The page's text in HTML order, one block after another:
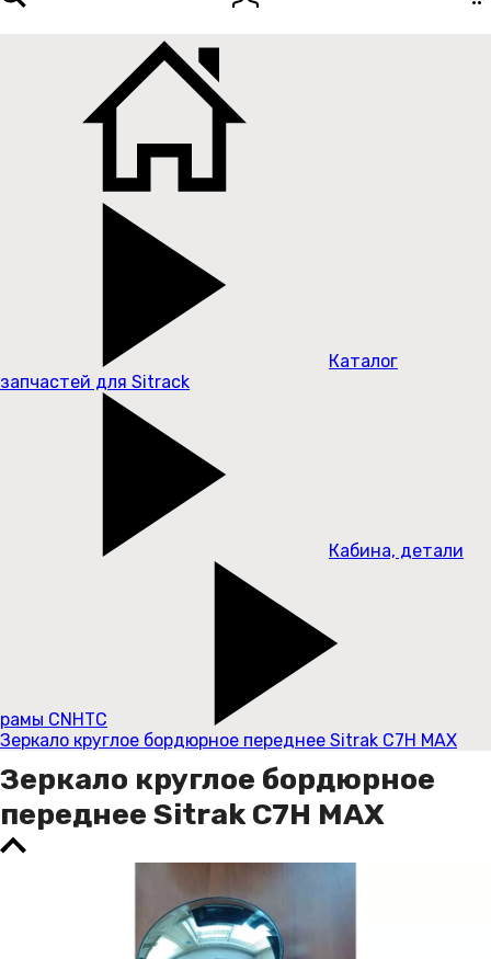
Каталог
запчастей для Sitrack
Кабина, детали
рамы CNHTC
Зеркало круглое бордюрное переднее Sitrak C7H MAX
Зеркало круглое бордюрное
переднее Sitrak C7H MAX